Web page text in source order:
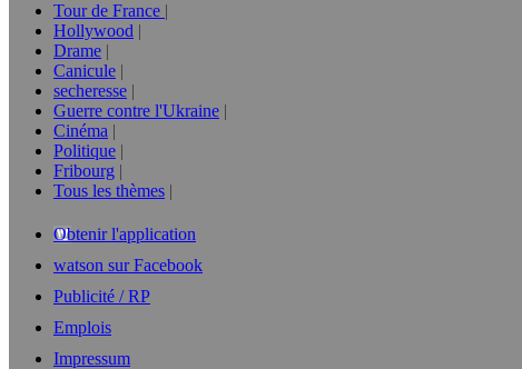
Tour de France
Hollywood
Drame
Canicule
secheresse
Guerre contre l'Ukraine
Cinéma
Politique
Fribourg
Tous les thèmes
Obtenir l'application
watson sur Facebook
Publicité / RP
Emplois
Impressum